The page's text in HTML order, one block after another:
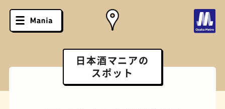
日本酒マニアの
スポット